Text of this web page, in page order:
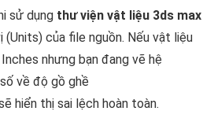
sử dụng thư viện vật liệu 3ds max
(Units) của file nguồn. Nếu vật liệu
nhưng bạn đang vẽ hệ
về độ gồ ghề
hiển thị sai lệch hoàn toàn.